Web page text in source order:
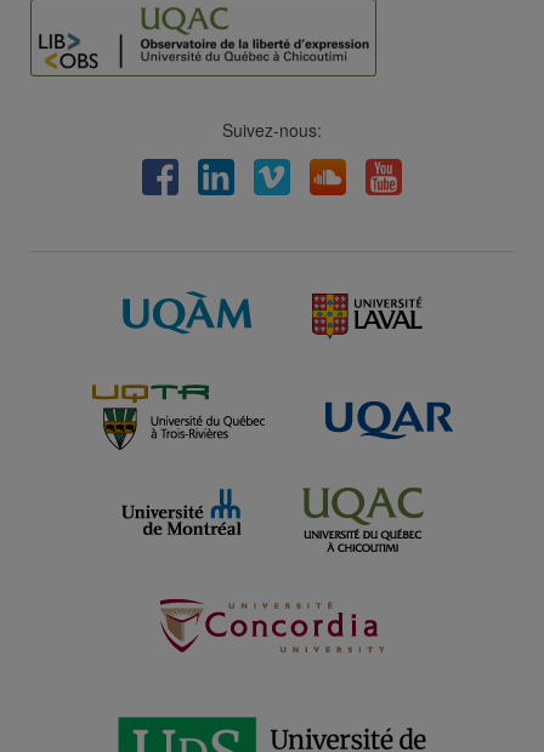
Suivez-nous:
FacebookLinkedInViméo Soundcloud
Youtube